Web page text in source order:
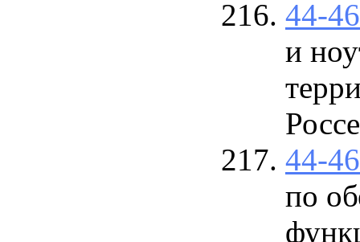
44-
и
44-
по